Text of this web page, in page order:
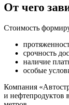
От чего
Стоимость
срочность
наличие
особые
Компания
и нефтепродуктов в